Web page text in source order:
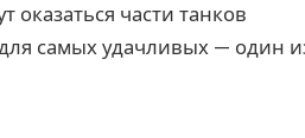
части танков
самых удачливых — один